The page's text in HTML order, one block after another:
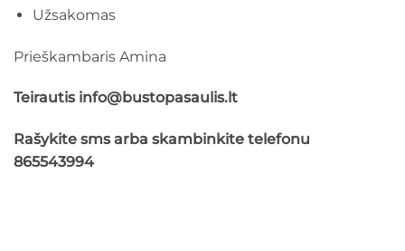
Užsakomas
Prieškambaris Amina
Teirautis info@bustopasaulis.lt
Rašykite sms arba skambinkite telefonu
865543994